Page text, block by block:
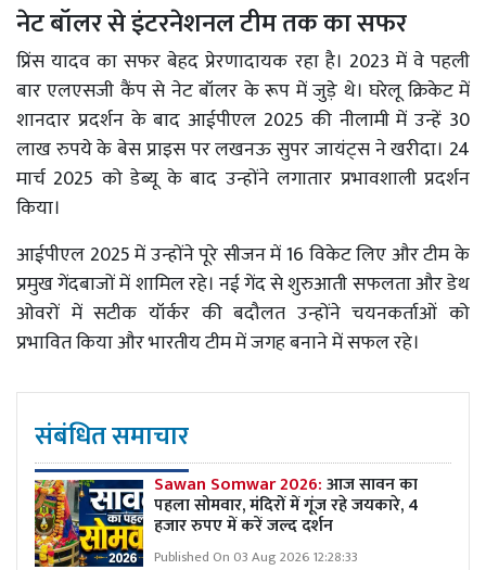
नेट बॉलर से इंटरनेशनल टीम तक का सफर
प्रिंस यादव का सफर बेहद प्रेरणादायक रहा है। 2023 में वे पहली
बार एलएसजी कैंप से नेट बॉलर के रूप में जुड़े थे। घरेलू क्रिकेट में
शानदार प्रदर्शन के बाद आईपीएल 2025 की नीलामी में उन्हें 30
लाख रुपये के बेस प्राइस पर लखनऊ सुपर जायंट्स ने खरीदा। 24
मार्च 2025 को डेब्यू के बाद उन्होंने लगातार प्रभावशाली प्रदर्शन
किया।
आईपीएल 2025 में उन्होंने पूरे सीजन में 16 विकेट लिए और टीम के
प्रमुख गेंदबाजों में शामिल रहे। नई गेंद से शुरुआती सफलता और डेथ
ओवरों में सटीक यॉर्कर की बदौलत उन्होंने चयनकर्ताओं को
प्रभावित किया और भारतीय टीम में जगह बनाने में सफल रहे।
संबंधित समाचार
Sawan Somwar 2026:आज सावन का
पहला सोमवार, मंदिरों में गूंज रहे जयकारे, 4
हजार रुपए में करें जल्द दर्शन
Published On 03 Aug 2026 12:28:33